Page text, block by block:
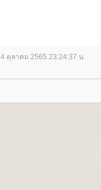
4 ตุลาคม 2565 23:24:37 น.